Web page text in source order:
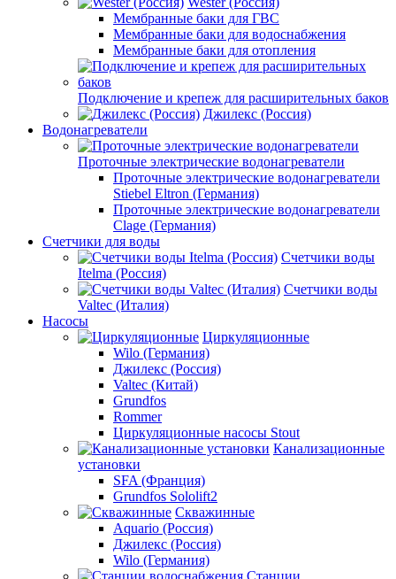
Мембранные баки для ГВС
Мембранные баки для водоснабжения
Мембранные баки для отопления
Подключение и крепеж для расширительных баков
Джилекс (Россия)
Водонагреватели
Проточные электрические водонагреватели
Проточные электрические водонагреватели
Stiebel Eltron (Германия)
Проточные электрические водонагреватели
Clage (Германия)
Счетчики для воды
Счетчики воды
Itelma (Россия)
Счетчики воды
Valtec (Италия)
Насосы
Циркуляционные
Wilo (Германия)
Джилекс (Россия)
Valtec (Китай)
Grundfos
Rommer
Циркуляционные насосы Stout
Канализационные
установки
SFA (Франция)
Grundfos Sololift2
Скважинные
Aquario (Россия)
Джилекс (Россия)
Wilo (Германия)
Станции